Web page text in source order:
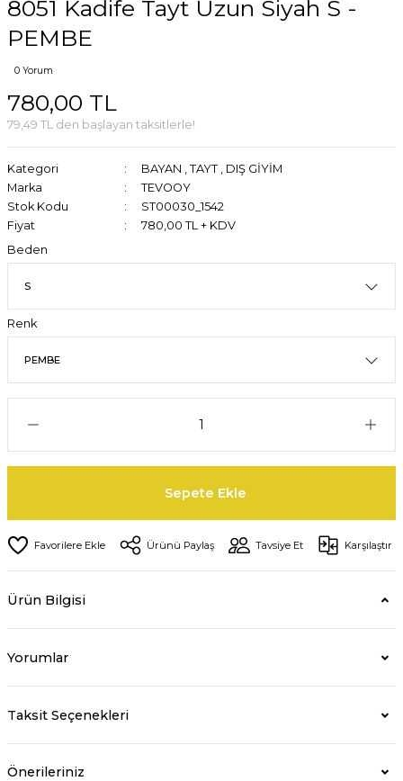
8051 Kadife Tayt Uzun Siyah S -
PEMBE
0 Yorum
780,00 TL
79,49 TL den başlayan taksitlerle!
Kategori BAYAN , TAYT , DIŞ GİYİM
Marka
TEVOOY
Stok Kodu
ST00030_1542
Fiyat
780,00 TL + KDV
Beden
Renk
Sepete Ekle
Ürünü Paylaş Tavsiye Et Karşılaştır
Ürün Bilgisi
Yorumlar
Taksit Seçenekleri
Önerileriniz